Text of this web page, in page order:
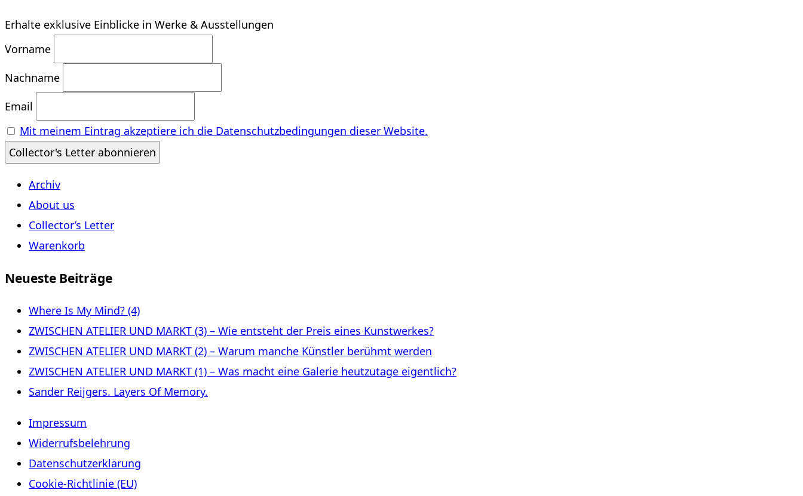
Erhalte exklusive Einblicke in Werke & Ausstellungen
Vorname
Nachname
Email
Mit meinem Eintrag akzeptiere ich die Datenschutzbedingungen dieser Website.
Archiv
About us
Collector’s Letter
Warenkorb
Neueste Beiträge
Where Is My Mind? (4)
ZWISCHEN ATELIER UND MARKT (3) – Wie entsteht der Preis eines Kunstwerkes?
ZWISCHEN ATELIER UND MARKT (2) – Warum manche Künstler berühmt werden
ZWISCHEN ATELIER UND MARKT (1) – Was macht eine Galerie heutzutage eigentlich?
Sander Reijgers. Layers Of Memory.
Impressum
Widerrufsbelehrung
Datenschutzerklärung
Cookie-Richtlinie (EU)